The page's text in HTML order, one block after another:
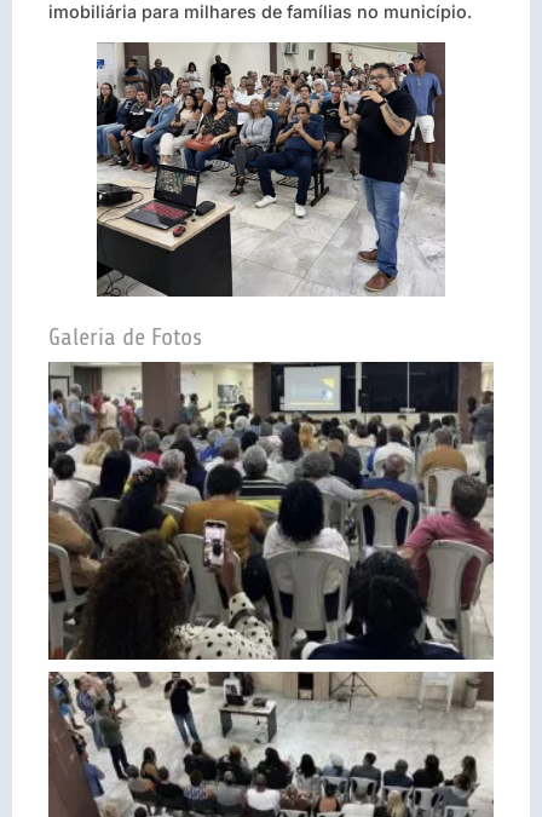
imobiliária para milhares de famílias no município.
Galeria de Fotos